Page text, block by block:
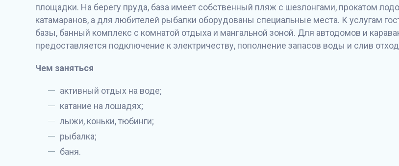
площадки. На берегу пруда, база имеет собственный пляж с шезлонгами, прокатом
катамаранов, а для любителей рыбалки оборудованы специальные места. К услугам
базы, банный комплекс с комнатой отдыха и мангальной зоной. Для автодомов и
предоставляется подключение к электричеству, пополнение запасов воды и слив
Чем заняться
активный отдых на воде;
катание на лошадях;
лыжи, коньки, тюбинги;
рыбалка;
баня.